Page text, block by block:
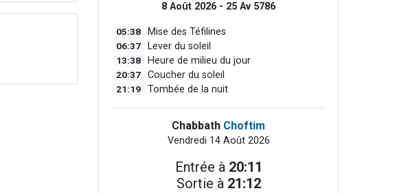
8 Août 2026 - 25 Av 5786
05:38 Mise des Téfilines
06:37 Lever du soleil
13:38 Heure de milieu du jour
20:37 Coucher du soleil
21:19 Tombée de la nuit
Chabbath Choftim
Vendredi 14 Août 2026
Entrée à 20:11
Sortie à 21:12